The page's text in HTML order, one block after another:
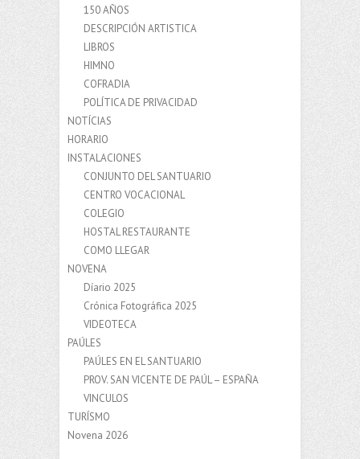
150 AÑOS
DESCRIPCIÓN ARTISTICA
LIBROS
HIMNO
COFRADIA
POLÍTICA DE PRIVACIDAD
NOTÍCIAS
HORARIO
INSTALACIONES
CONJUNTO DEL SANTUARIO
CENTRO VOCACIONAL
COLEGIO
HOSTAL RESTAURANTE
COMO LLEGAR
NOVENA
Díario 2025
Crónica Fotográfica 2025
VIDEOTECA
PAÚLES
PAÚLES EN EL SANTUARIO
PROV. SAN VICENTE DE PAÚL – ESPAÑA
VINCULOS
TURÍSMO
Novena 2026